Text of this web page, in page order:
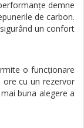
demne
de carbon.
un confort
o funcţionare
ore cu un rezervor
buna alegere a